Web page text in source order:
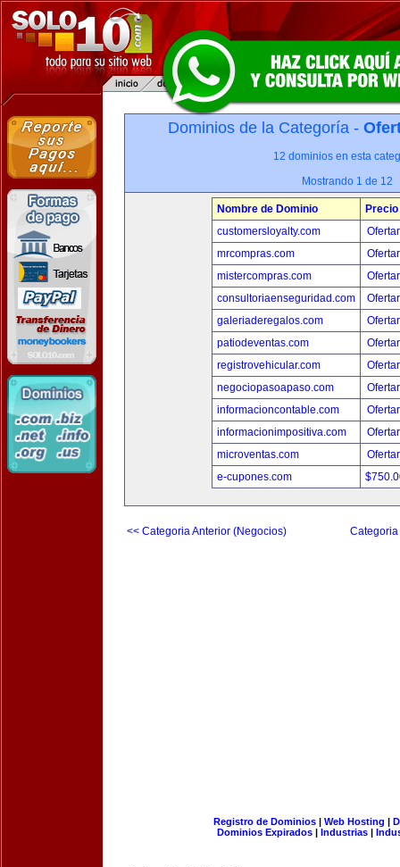
Dominios de la Categoría -
12 dominios en esta
Mostrando 1 de 12
Nombre de Dominio
Precio
customersloyalty.com
mrcompras.com
mistercompras.com
consultoriaenseguridad.com
galeriaderegalos.com
patiodeventas.com
registrovehicular.com
negociopasoapaso.com
informacioncontable.com
informacionimpositiva.com
microventas.com
e-cupones.com
<< Categoria Anterior (Negocios)
Registro de Dominios| Web Hosting |
Dominios Expirados | Industrias |